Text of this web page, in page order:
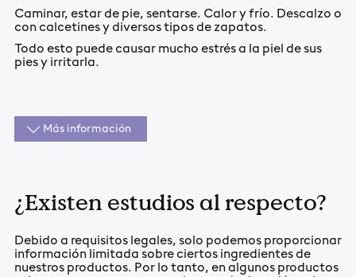
Caminar, estar de pie, sentarse. Calor y frío. Descalzo o
con calcetines y diversos tipos de zapatos.
Todo esto puede causar mucho estrés a la piel de sus
pies y irritarla.
Más información
¿Existen estudios al respecto?
Debido a requisitos legales, solo podemos proporcionar
información limitada sobre ciertos ingredientes de
nuestros productos. Por lo tanto, en algunos productos